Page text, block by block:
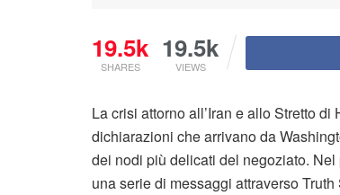
19.5k
SHARES
19.5k
VIEWS
La crisi attorno all’Iran e allo Stretto
dichiarazioni che arrivano da
dei nodi più delicati del negoziato.
una serie di messaggi attraverso